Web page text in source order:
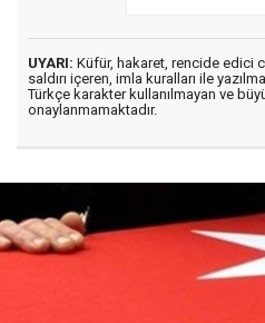
UYARI: Küfür, hakaret, rencide edici
saldırı içeren, imla kuralları ile
Türkçe karakter kullanılmayan ve
onaylanmamaktadır.